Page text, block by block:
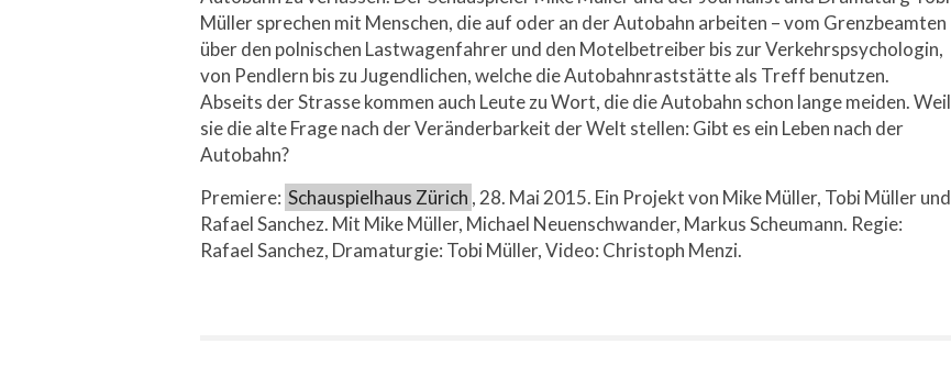
Müller sprechen mit Menschen, die auf oder an der Autobahn arbeiten – vom Grenzbeamten
über den polnischen Lastwagenfahrer und den Motelbetreiber bis zur Verkehrspsychologin,
von Pendlern bis zu Jugendlichen, welche die Autobahnraststätte als Treff benutzen.
Abseits der Strasse kommen auch Leute zu Wort, die die Autobahn schon lange meiden. Weil
sie die alte Frage nach der Veränderbarkeit der Welt stellen: Gibt es ein Leben nach der
Autobahn?
Premiere: Schauspielhaus Zürich , 28. Mai 2015. Ein Projekt von Mike Müller, Tobi Müller und
Rafael Sanchez. Mit Mike Müller, Michael Neuenschwander, Markus Scheumann. Regie:
Rafael Sanchez, Dramaturgie: Tobi Müller, Video: Christoph Menzi.